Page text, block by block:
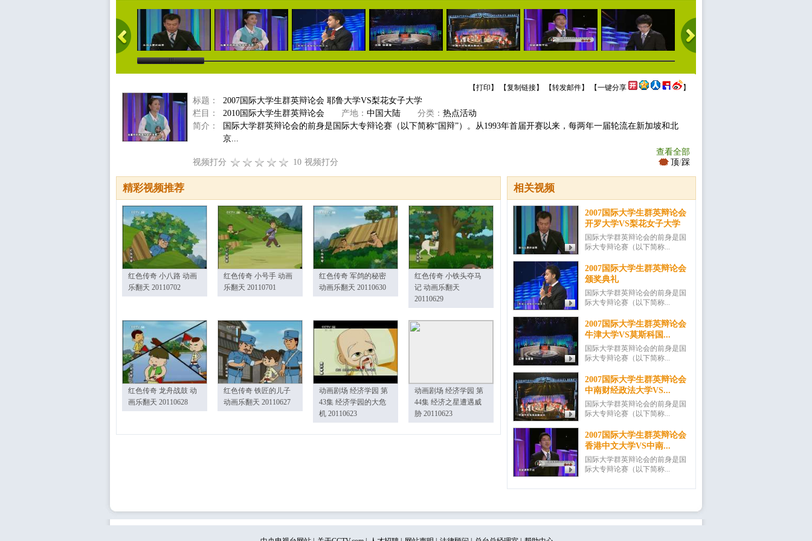
【打印 】 【复制链接】 【转发邮件】 【一键分享 】
标题：
2007国际大学生群英辩论会 耶鲁大学VS梨花女子大学
栏目：
2010国际大学生群英辩论会 产地： 中国大陆 分类： 热点活动
简介：
国际大学群英辩论会的前身是国际大专辩论赛（以下简称“国辩”）。从1993年首届开赛以来，每两年一届轮流在新加坡和北
京...
查看全部
视频打分
10 视频打分 顶/踩
相关视频
2007国际大学生群英辩论会
开罗大学VS梨花女子大学
国际大学群英辩论会的前身是国
际大专辩论赛（以下简称...
2007国际大学生群英辩论会
颁奖典礼
国际大学群英辩论会的前身是国
际大专辩论赛（以下简称...
2007国际大学生群英辩论会
牛津大学VS莫斯科国...
国际大学群英辩论会的前身是国
际大专辩论赛（以下简称...
2007国际大学生群英辩论会
中南财经政法大学VS...
国际大学群英辩论会的前身是国
际大专辩论赛（以下简称...
2007国际大学生群英辩论会
香港中文大学VS中南...
国际大学群英辩论会的前身是国
际大专辩论赛（以下简称...
精彩视频推荐
红色传奇 小八路 动画
乐翻天 20110702
红色传奇 小号手 动画
乐翻天 20110701
红色传奇 军鸽的秘密
动画乐翻天 20110630
红色传奇 小铁头夺马
记 动画乐翻天
20110629
红色传奇 龙舟战鼓 动
画乐翻天 20110628
红色传奇 铁匠的儿子
动画乐翻天 20110627
动画剧场 经济学园 第
43集 经济学园的大危
机 20110623
动画剧场 经济学园 第
44集 经济之星遭遇威
胁 20110623